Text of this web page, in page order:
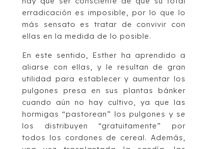
erradicación es imposible, por lo que lo
más sensato es tratar de convivir con
ellas en la medida de lo posible.
En este sentido, Esther ha aprendido a
aliarse con ellas, y le resultan de gran
utilidad para establecer y aumentar los
pulgones presa en sus plantas bánker
cuando aún no hay cultivo, ya que las
hormigas “pastorean” los pulgones y se
los distribuyen “gratuitamente” por
todos los cordones de cereal. Además,